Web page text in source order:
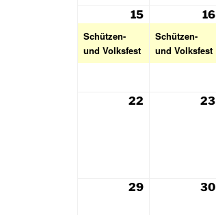
15
Schützen-
und Volksfest
16
Schützen-
und Volksfest
22 23
29
30